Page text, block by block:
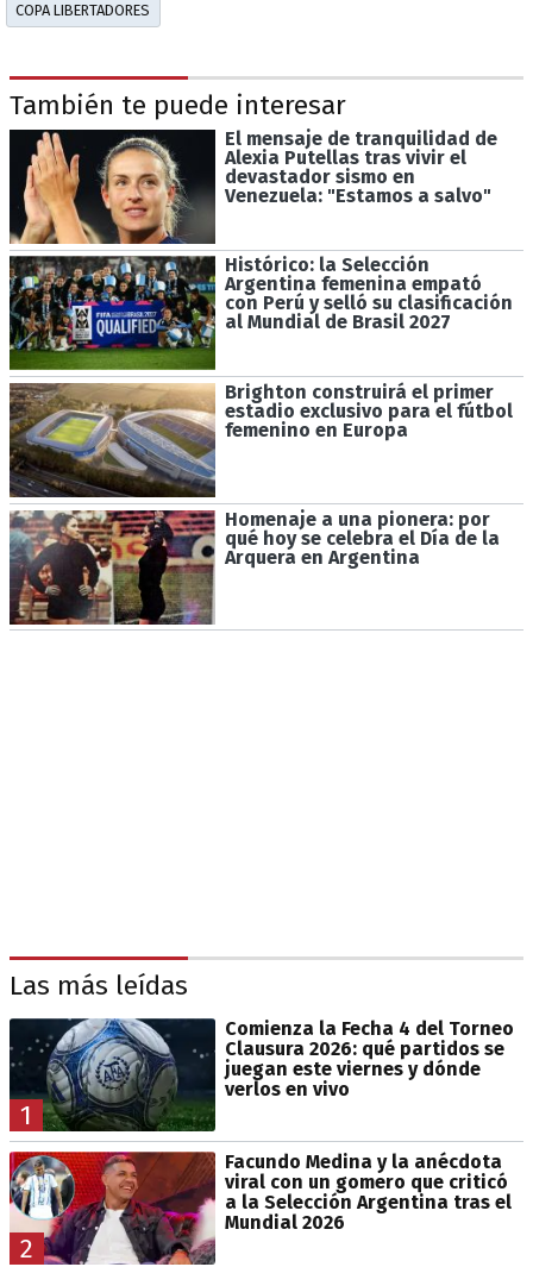
COPA LIBERTADORES
También te puede interesar
El mensaje de tranquilidad de
Alexia Putellas tras vivir el
devastador sismo en
Venezuela: "Estamos a salvo"
Histórico: la Selección
Argentina femenina empató
con Perú y selló su clasificación
al Mundial de Brasil 2027
Brighton construirá el primer
estadio exclusivo para el fútbol
femenino en Europa
Homenaje a una pionera: por
qué hoy se celebra el Día de la
Arquera en Argentina
Las más leídas
1
Comienza la Fecha 4 del Torneo
Clausura 2026: qué partidos se
juegan este viernes y dónde
verlos en vivo
2
Facundo Medina y la anécdota
viral con un gomero que criticó
a la Selección Argentina tras el
Mundial 2026